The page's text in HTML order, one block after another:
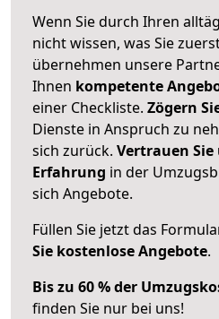
Wenn Sie durch Ihren
nicht wissen, was Sie
übernehmen unsere
Ihnen kompetente
einer Checkliste. Zögern
Dienste in Anspruch zu
sich zurück. Vertrauen Sie
Erfahrung in der
sich Angebote.
Füllen Sie jetzt das
Sie kostenlose Angebote.
Bis zu 60 % der
finden Sie nur bei uns!